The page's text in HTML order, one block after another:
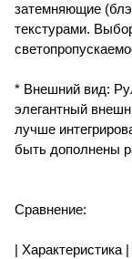
затемняющие
текстурами.
* Внешний вид:
элегантный
лучше
быть дополнены
Сравнение:
|